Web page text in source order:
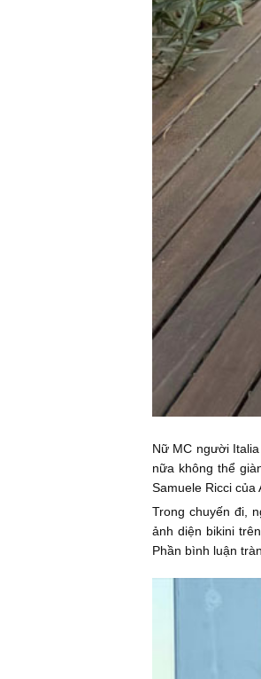
Nữ MC người
nữa không thể
Samuele Ricci của
Trong chuyến đi,
ảnh diện bikini
Phần bình luận